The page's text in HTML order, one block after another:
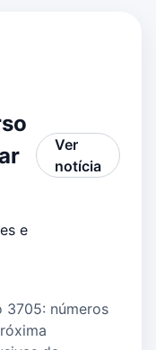
e
Ver
notícia
3705: números